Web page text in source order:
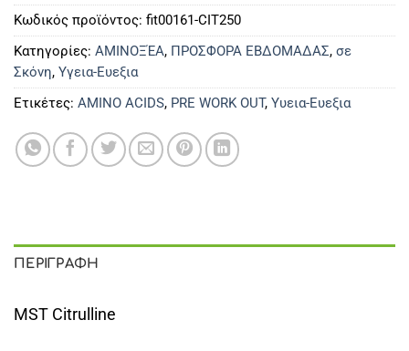
Κωδικός προϊόντος: fit00161-CIT250
Κατηγορίες: ΑΜΙΝΟΞΈΑ, ΠΡΟΣΦΟΡΑ ΕΒΔΟΜΑΔΑΣ, σε
Σκόνη, Υγεια-Ευεξια
Ετικέτες: AMINO ACIDS, PRE WORK OUT, Υυεια-Ευεξια
ΠΕΡΙΓΡΑΦΉ
MST Citrulline